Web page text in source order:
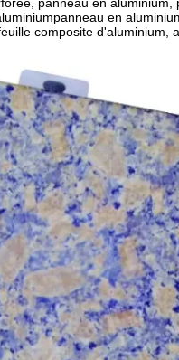
en
composite d'aluminium,